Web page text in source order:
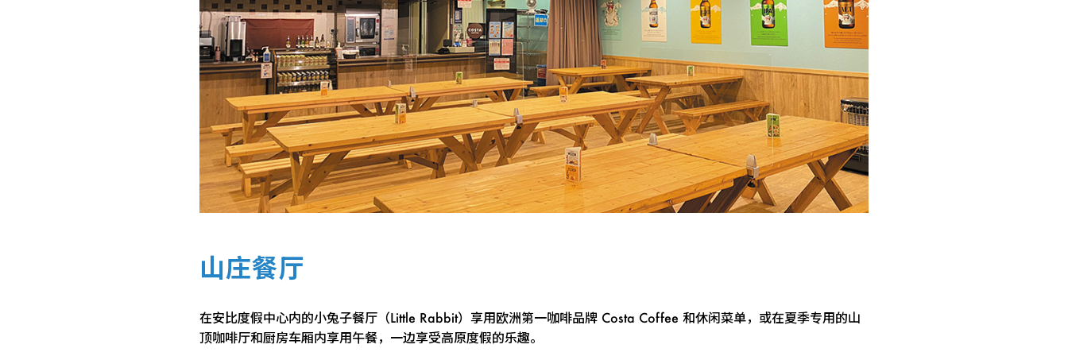
山庄餐厅
在安比度假中心内的小兔子餐厅（Little Rabbit）享用欧洲第一咖啡品牌 Costa Coffee 和休闲菜单，或在夏季专用的山
顶咖啡厅和厨房车厢内享用午餐，一边享受高原度假的乐趣。